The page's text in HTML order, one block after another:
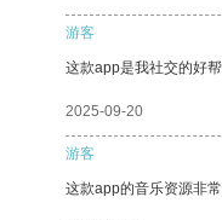
游客
这款app是我社交的好
2025-09-20
游客
这款app的音乐资源非